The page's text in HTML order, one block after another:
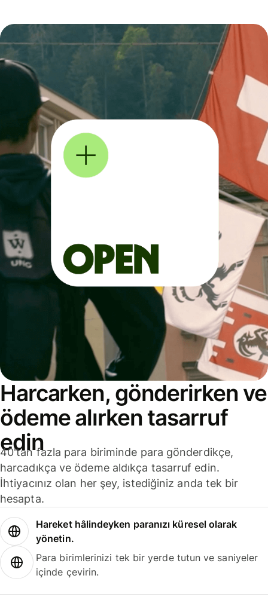
Harcarken, gönderirken ve
ödeme alırken tasarruf
edin
40'tan fazla para biriminde para gönderdikçe,
harcadıkça ve ödeme aldıkça tasarruf edin.
İhtiyacınız olan her şey, istediğiniz anda tek bir
hesapta.
Hareket hâlindeyken paranızı küresel olarak
yönetin.
Para birimlerinizi tek bir yerde tutun ve saniyeler
içinde çevirin.